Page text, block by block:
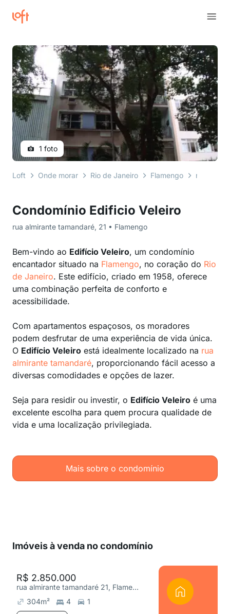
Condomínio Edificio Veleiro
rua almirante tamandaré, 21 • Flamengo
Bem-vindo ao Edifício Veleiro, um condomínio
encantador situado na Flamengo, no coração do Rio
de Janeiro. Este edifício, criado em 1958, oferece
uma combinação perfeita de conforto e
acessibilidade.
Com apartamentos espaçosos, os moradores
podem desfrutar de uma experiência de vida única.
O Edifício Veleiro está idealmente localizado na rua
almirante tamandaré, proporcionando fácil acesso a
diversas comodidades e opções de lazer.
Seja para residir ou investir, o Edifício Veleiro é uma
excelente escolha para quem procura qualidade de
vida e uma localização privilegiada.
Mais sobre o condomínio
1 foto
Loft Onde morar Rio de Janeiro Flamengo rua
Imóveis à venda no condomínio
R$ 2.850.000
rua almirante tamandaré 21, Flamengo
304m² 4
1